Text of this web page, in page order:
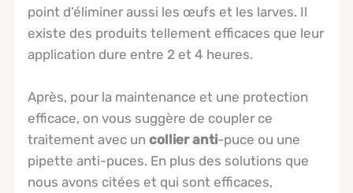
point d’éliminer aussi les œufs et les larves. Il
existe des produits tellement efficaces que leur
application dure entre 2 et 4 heures.
Après, pour la maintenance et une protection
efficace, on vous suggère de coupler ce
traitement avec uncollier anti-puce ou une
pipette anti-puces. En plus des solutions que
nous avons citées et qui sont efficaces,